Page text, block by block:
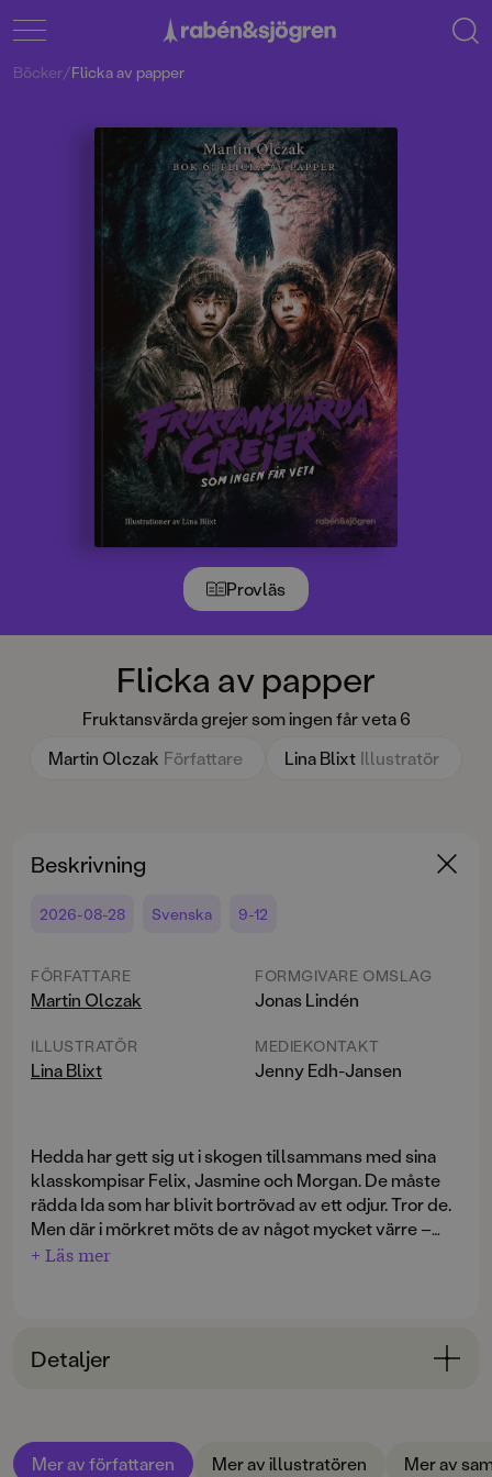
Provläs
Flicka av papper
Fruktansvärda grejer som ingen får veta 6
Martin Olczak Författare Lina Blixt Illustratör
Böcker/Flicka av papper
Beskrivning
2026-08-28 Svenska 9-12
FÖRFATTARE
Martin Olczak
ILLUSTRATÖR
Lina Blixt
FORMGIVARE OMSLAG
Jonas Lindén
MEDIEKONTAKT
Jenny Edh-Jansen
Hedda har gett sig ut i skogen tillsammans med sina
klasskompisar Felix, Jasmine och Morgan. De måste
rädda Ida som har blivit bortrövad av ett odjur. Tror de.
Men där i mörkret möts de av något mycket värre –
något som tvingar dem vidare genom vinternatten.
veta. Martin Olczak har tidigare skrivit de populära
känslor och det blir FRUKTANSVÄRDA GREJER SOM
"Serien är imponerande flyhänt berättad, konstant
+ Läs mer
Detaljer
ÅLDERSGRUPP
9-12
Mer av författaren Mer av illustratören Mer av